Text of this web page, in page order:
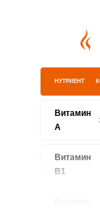
НУТРИЕНТ
Витамин
A
Витамин
В1